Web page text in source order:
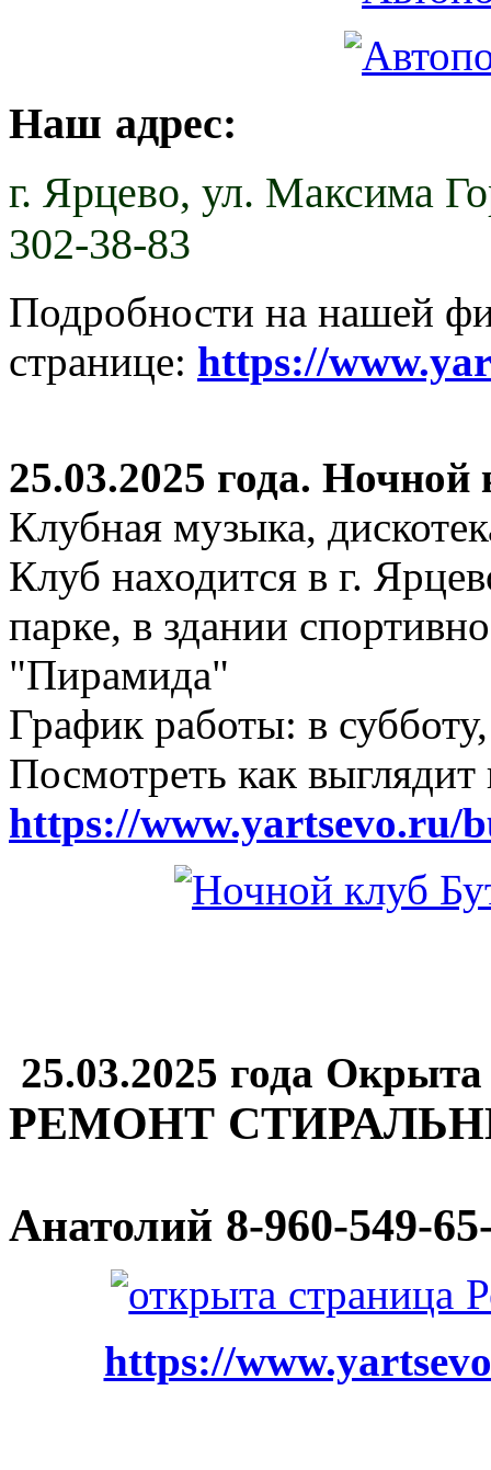
Наш адрес:
г. Ярцево, ул. Максима
302-38-83
Подробности на нашей
странице: https://
25.03.2025 года.
Клубная музыка,
Клуб находится в г.
парке, в здании
"Пирамида"
График работы: в
Посмотреть как
https://www.yartsevo.ru/
25.03.2025 года
РЕМОНТ
Анатолий 8-960-549-
https://